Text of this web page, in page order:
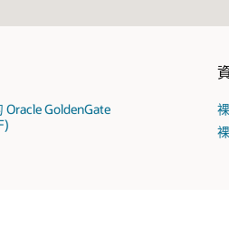
、CentOS、Ubuntu 等。
GoldenGate